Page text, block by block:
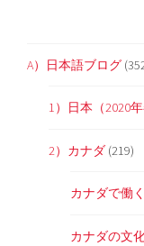
A）日本語ブログ
1）日本（2020年
2）カナダ (219)
カナダで働く
カナダの文